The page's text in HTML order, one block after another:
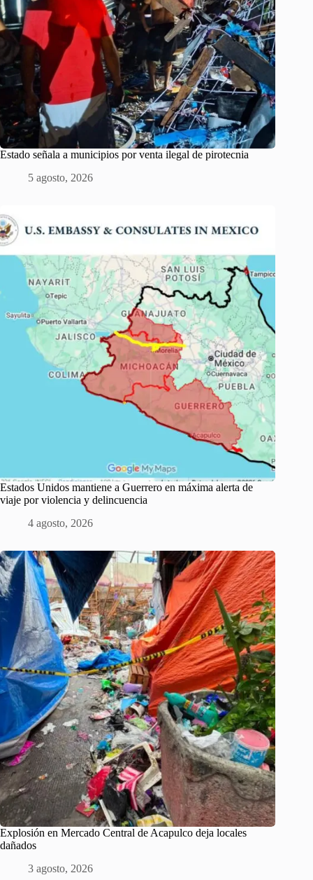
Estado señala a municipios por venta ilegal de pirotecnia
5 agosto, 2026
Estados Unidos mantiene a Guerrero en máxima alerta de
viaje por violencia y delincuencia
4 agosto, 2026
Explosión en Mercado Central de Acapulco deja locales
dañados
3 agosto, 2026